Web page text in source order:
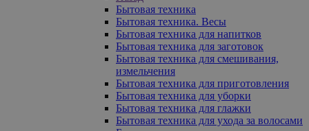
Бытовая техника
Бытовая техника. Весы
Бытовая техника для напитков
Бытовая техника для заготовок
Бытовая техника для смешивания,
измельчения
Бытовая техника для приготовления
Бытовая техника для уборки
Бытовая техника для глажки
Бытовая техника для ухода за волосами